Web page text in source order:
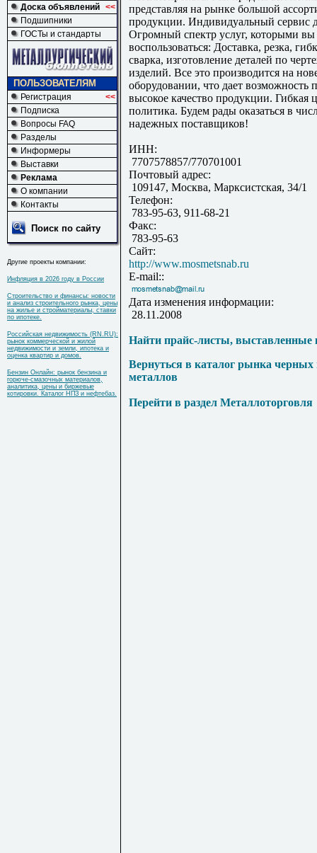
Доска объявлений <<
Подшипники
ГОСТы и стандарты
ПОЛЬЗОВАТЕЛЯМ
Регистрация
<<
Подписка
Вопросы FAQ
Разделы
Информеры
Выставки
Реклама
О компании
Контакты
Поиск по сайту
Другие проекты компании:
Инфляция в 2026 году в России
Строительство и финансы: новости
и анализ строительного рынка, цены
на жилье и стройматериалы, ставки
по ипотеке.
Российская недвижимость (RN.RU):
рынок коммерческой и жилой
недвижимости и земли, ипотека и
оценка квартир и домов.
Бензин Онлайн: рынок бензина и
горюче-смазочных материалов,
аналитика, цены и биржевые
котировки. Каталог НПЗ и нефтебаз.
представляя на рынке большой
продукции. Индивидуальный сервис
Огромный спектр услуг, которыми
воспользоваться: Доставка, резка,
сварка, изготовление деталей по
изделий. Все это производится на
оборудовании, что дает возможность
высокое качество продукции. Гибкая
политика. Будем рады оказаться в
надежных поставщиков!
ИНН:
7707578857/770701001
Почтовый адрес:
109147, Москва, Марксистская, 34/1
Телефон:
783-95-63, 911-68-21
Факс:
783-95-63
Сайт:
http://www.mosmetsnab.ru
E-mail::
Дата изменения информации:
28.11.2008
Найти прайс-листы, выставленные
Вернуться в каталог рынка
металлов
Перейти в раздел Металлоторговля